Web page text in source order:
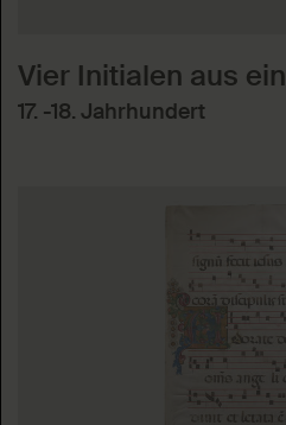
Vier Initialen aus
17. -18. Jahrhundert